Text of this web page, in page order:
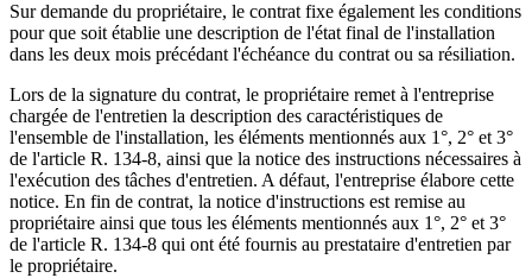
Sur demande du propriétaire, le contrat fixe également les conditions
pour que soit établie une description de l'état final de l'installation
dans les deux mois précédant l'échéance du contrat ou sa résiliation.
Lors de la signature du contrat, le propriétaire remet à l'entreprise
chargée de l'entretien la description des caractéristiques de
l'ensemble de l'installation, les éléments mentionnés aux 1°, 2° et 3°
de l'article R. 134-8, ainsi que la notice des instructions nécessaires à
l'exécution des tâches d'entretien. A défaut, l'entreprise élabore cette
notice. En fin de contrat, la notice d'instructions est remise au
propriétaire ainsi que tous les éléments mentionnés aux 1°, 2° et 3°
de l'article R. 134-8 qui ont été fournis au prestataire d'entretien par
le propriétaire.